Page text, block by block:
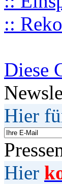
::
Diese
Hier
Hier